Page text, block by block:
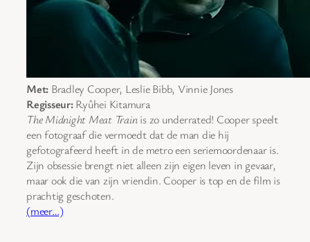
Met: Bradley Cooper, Leslie Bibb, Vinnie Jones
Regisseur:Ryûhei Kitamura
The Midnight Meat Trainis zo underrated! Cooper speelt
een fotograaf die vermoedt dat de man die hij
gefotografeerd heeft in de metro een seriemoordenaar is.
Zijn obsessie brengt niet alleen zijn eigen leven in gevaar,
maar ook die van zijn vriendin. Cooper is top en de film is
prachtig geschoten.
(meer…)